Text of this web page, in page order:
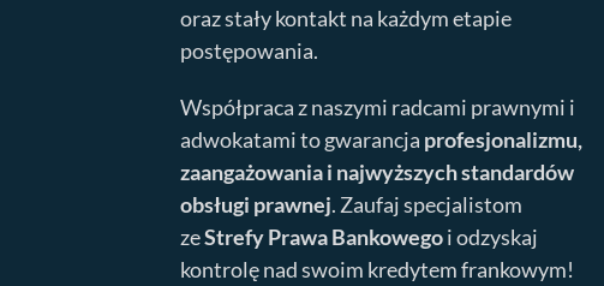
oraz stały kontakt na każdym etapie
postępowania.
Współpraca z naszymi radcami prawnymi i
adwokatami to gwarancja profesjonalizmu,
zaangażowania i najwyższych standardów
obsługi prawnej. Zaufaj specjalistom
zeStrefy Prawa Bankowegoi odzyskaj
kontrolę nad swoim kredytem frankowym!